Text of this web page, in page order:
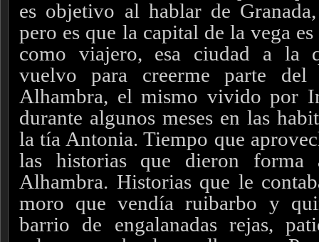
es objetivo al hablar de
pero es que la capital de la vega
como viajero, esa ciudad a la
vuelvo para creerme parte
Alhambra, el mismo vivido por
durante algunos meses en las
la tía Antonia. Tiempo que
las historias que dieron
Alhambra. Historias que le
moro que vendía ruibarbo y
barrio de engalanadas rejas,